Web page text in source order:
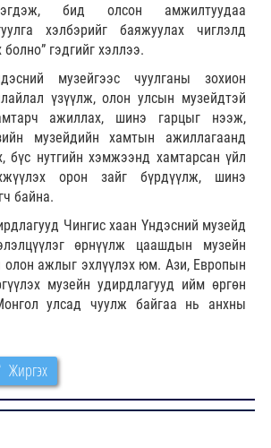
бид олсон амжилтуудаа
хэлбэрийг баяжуулах чиглэлд
гэдгийг хэллээ.
музейгээс чуулганы зохион
үзүүлж, олон улсын музейдтэй
ажиллах, шинэ гарцыг нээж,
музейдийн хамтын ажиллагаанд
бүс нутгийн хэмжээнд хамтарсан үйл
орон зайг бүрдүүлж, шинэ
байна.
Чингис хаан Үндэсний музейд
өрнүүлж цаашдын музейн
олон ажлыг эхлүүлэх юм. Ази, Европын
музейн удирдлагууд ийм өргөн
улсад чуулж байгаа нь анхны
Жиргэх